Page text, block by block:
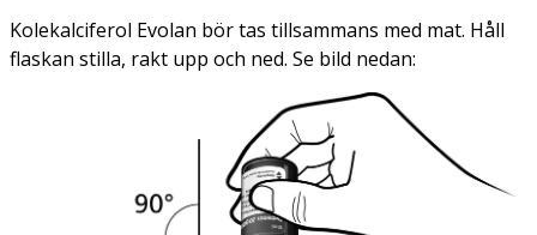
Kolekalciferol Evolan bör tas tillsammans med mat. Håll
flaskan stilla, rakt upp och ned. Se bild nedan: